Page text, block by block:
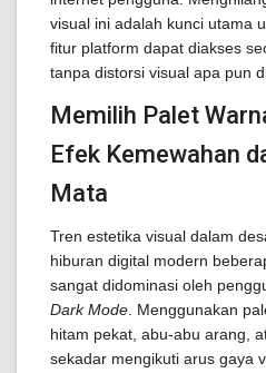
visual ini adalah kunci utama
fitur platform dapat diakses
tanpa distorsi visual apa pun
Memilih Palet
Efek Kemewahan
Mata
Tren estetika visual dalam
hiburan digital modern
sangat didominasi oleh
Dark Mode . Menggunakan
hitam pekat, abu-abu arang,
sekadar mengikuti arus gaya